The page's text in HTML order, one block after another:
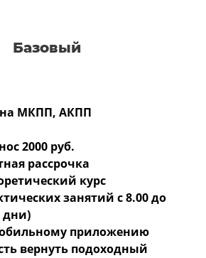
Базовый
МКПП, АКПП
2000 руб.
рассрочка
курс
занятий с 8.00 до
дни)
приложению
вернуть подоходный